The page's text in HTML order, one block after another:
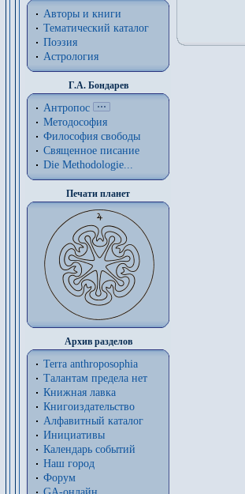
Авторы и книги
Тематический каталог
Поэзия
Астрология
Г.А. Бондарев
Антропос
Методософия
Философия cвободы
Священное писание
Die Methodologie...
Печати планет
Архив разделов
Terra anthroposophia
Талантам предела нет
Книжная лавка
Книгоиздательство
Алфавитный каталог
Инициативы
Календарь событий
Наш город
Форум